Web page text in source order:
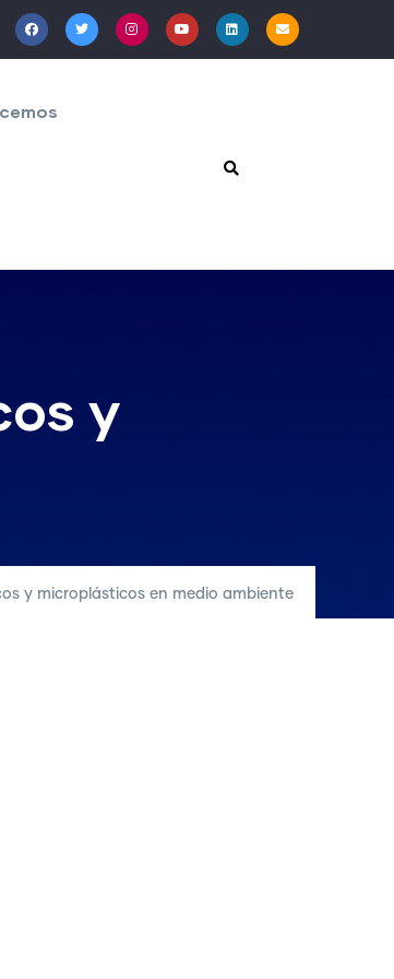
y
y microplásticos en medio ambiente